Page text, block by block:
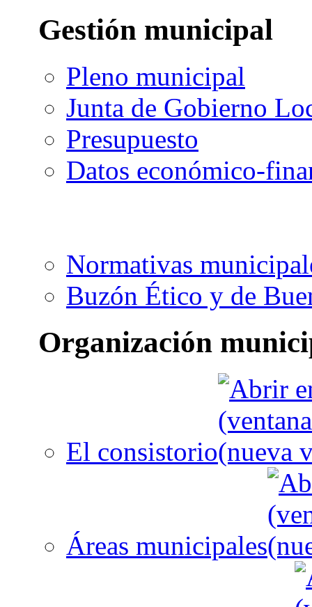
Gestión municipal
Pleno municipal
Junta de Gobierno
Presupuesto
Datos económico-
Normativas
Buzón Ético y de
Organización
El consistorio
Áreas municipales